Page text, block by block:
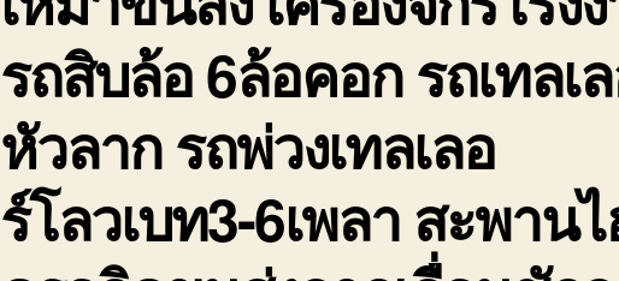
รถสิบล้อ 6ล้อคอก รถเทลเ
หัวลาก รถพ่วงเทลเลอ
ร์โลวเบท3-6เพลา สะพาน